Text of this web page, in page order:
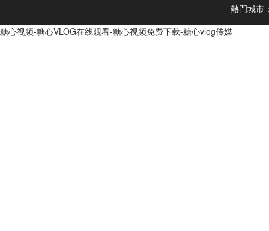
熱門城市
糖心视频-糖心VLOG在线观看-糖心视频免费下载-糖心vlog传媒